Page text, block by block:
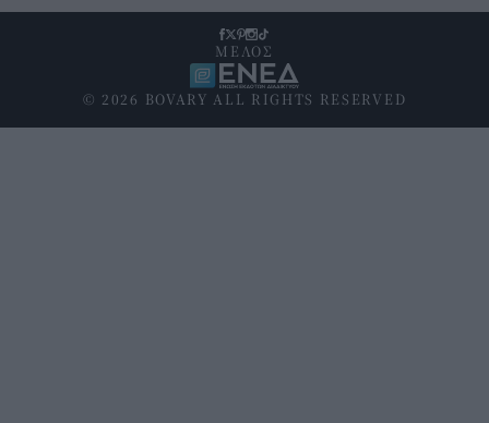
© 2026 BOVARY ALL RIGHTS RESERVED
ΜΕΛΟΣ